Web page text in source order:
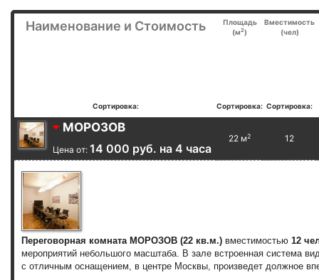
Наименование и Стоимость
Площадь
(м2)
Вместимость
(чел)
Сортировка: Сортировка: Сортировка:
МОРОЗОВ
Цена от: 14 000 руб. на 4 часа
22 м2 12
Переговорная комната МОРОЗОВ (22 кв.м.) вместимостью 12
мероприятий небольшого масштаба. В зале встроенная система
с отличным оснащением, в центре Москвы, произведет должное